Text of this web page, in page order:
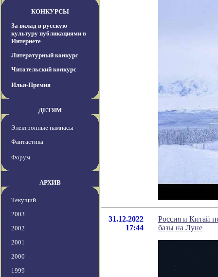
КОНКУРСЫ
За вклад в русскую
культуру публикациями в
Интернете
Литературный конкурс
Читательский конкурс
Илья-Премия
ДЕТЯМ
Электронные пампасы
Фантастика
Форум
АРХИВ
Текущий
2003
2002
2001
2000
1999
31.12.2022
17:44
Россия и Китай
базы на Луне